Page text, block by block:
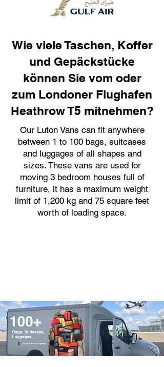
Wie viele Taschen, Koffer
und Gepäckstücke
können Sie vom oder
zum Londoner Flughafen
Heathrow T5 mitnehmen?
Our Luton Vans can fit anywhere
between 1 to 100 bags, suitcases
and luggages of all shapes and
sizes. These vans are used for
moving 3 bedroom houses full of
furniture, it has a maximum weight
limit of 1,200 kg and 75 square feet
worth of loading space.